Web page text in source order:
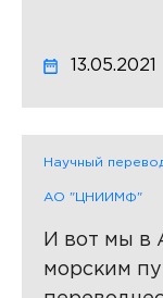
13.05.2021
Научный
АО "ЦНИИМФ"
И вот мы в
морским